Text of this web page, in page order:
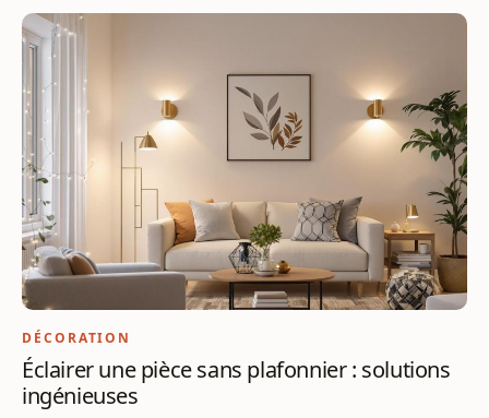
DÉCORATION
Éclairer une pièce sans plafonnier : solutions
ingénieuses